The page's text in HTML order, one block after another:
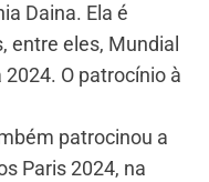
Daina. Ela é
entre eles, Mundial
O patrocínio à
patrocinou a
Paris 2024, na